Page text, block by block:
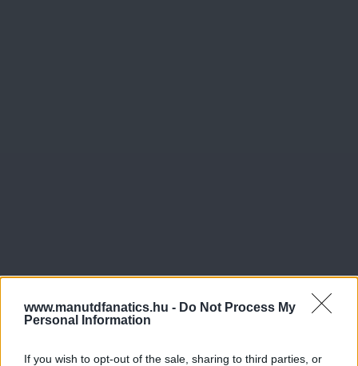
www.manutdfanatics.hu - Do Not Process My
Personal Information
If you wish to opt-out of the sale, sharing to third parties, or